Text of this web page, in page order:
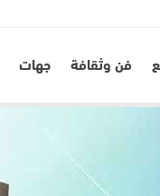
فن وثقافة جهات